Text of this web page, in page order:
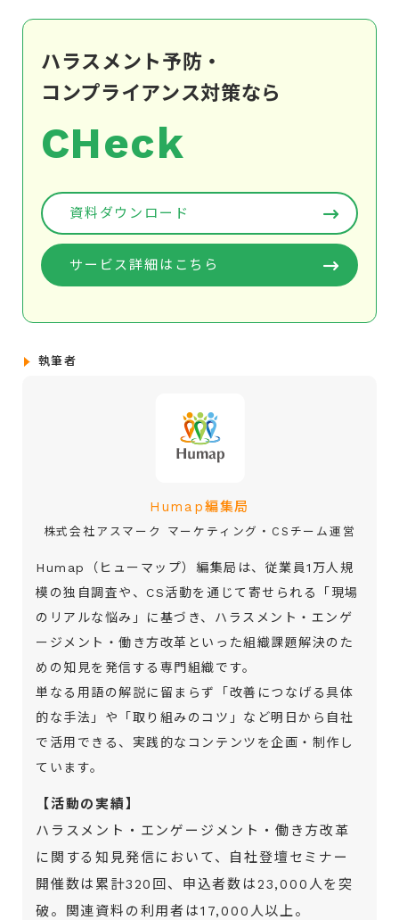
ハラスメント予防・
コンプライアンス対策なら
CHeck
資料ダウンロード
サービス詳細はこちら
執筆者
Humap編集局
株式会社アスマーク マーケティング・CSチーム運営
Humap（ヒューマップ）編集局は、従業員1万人規
模の独自調査や、CS活動を通じて寄せられる「現場
のリアルな悩み」に基づき、ハラスメント・エンゲ
ージメント・働き方改革といった組織課題解決のた
めの知見を発信する専門組織です。
単なる用語の解説に留まらず「改善につなげる具体
的な手法」や「取り組みのコツ」など明日から自社
で活用できる、実践的なコンテンツを企画・制作し
ています。
【活動の実績】
ハラスメント・エンゲージメント・働き方改革
に関する知見発信において、自社登壇セミナー
開催数は累計320回、申込者数は23,000人を突
破。関連資料の利用者は17,000人以上。